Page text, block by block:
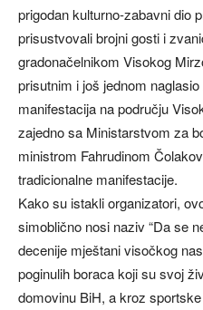
prigodan kulturno-zabavni dio
prisustvovali brojni gosti i
gradonačelnikom Visokog
prisutnim i još jednom
manifestacija na području
zajedno sa Ministarstvom za
ministrom Fahrudinom
tradicionalne manifestacije.
Kako su istakli organizatori,
simoblično nosi naziv “Da se
decenije mještani visočkog
poginulih boraca koji su svoj
domovinu BiH, a kroz